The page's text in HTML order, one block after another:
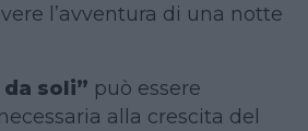
l’avventura di una notte
da soli” può essere
alla crescita del